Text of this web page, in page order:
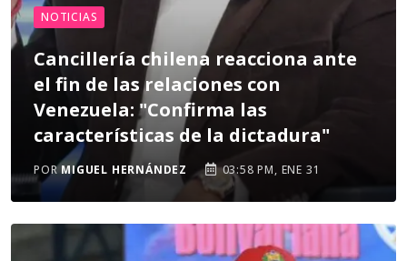
NOTICIAS
Cancillería chilena reacciona ante
el fin de las relaciones con
Venezuela: "Confirma las
características de la dictadura"
PORMIGUEL HERNÁNDEZ 03:58 PM, ENE 31